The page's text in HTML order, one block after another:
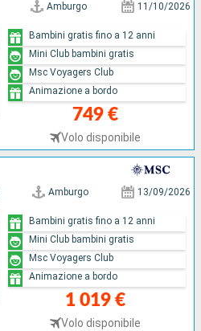
Amburgo 11/10/2026
749 €
Volo disponibile
Bambini gratis fino a 12 anni
Mini Club bambini gratis
Msc Voyagers Club
Animazione a bordo
Amburgo 13/09/2026
1 019 €
Volo disponibile
Bambini gratis fino a 12 anni
Mini Club bambini gratis
Msc Voyagers Club
Animazione a bordo